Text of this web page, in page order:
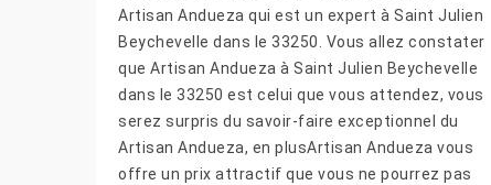
Artisan Andueza qui est un expert à Saint Julien
Beychevelle dans le 33250. Vous allez constater
que Artisan Andueza à Saint Julien Beychevelle
dans le 33250 est celui que vous attendez, vous
serez surpris du savoir-faire exceptionnel du
Artisan Andueza, en plusArtisan Andueza vous
offre un prix attractif que vous ne pourrez pas